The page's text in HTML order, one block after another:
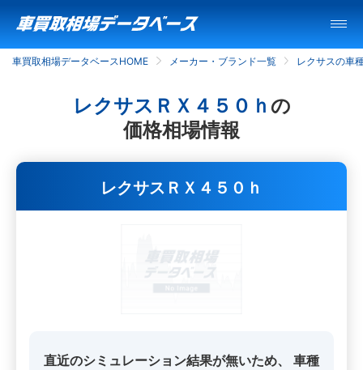
車買取相場データベースHOME メーカー・ブランド一覧 レクサスの車
レクサスＲＸ４５０ｈ の
価格相場情報
レクサスＲＸ４５０ｈ
直近のシミュレーション結果が無いため、
車種